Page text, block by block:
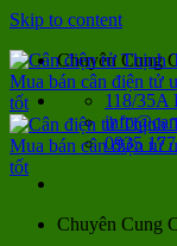
Skip to content
Chuyên Cung
118/35A
0935
Chuyên Cung